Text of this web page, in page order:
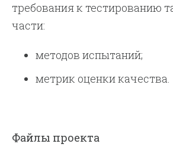
требования к тестированию
части:
методов испытаний;
метрик оценки качества.
Файлы проекта